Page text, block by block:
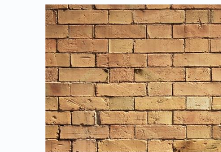
Link identifier archive #link-archive-thumb-soap-6611